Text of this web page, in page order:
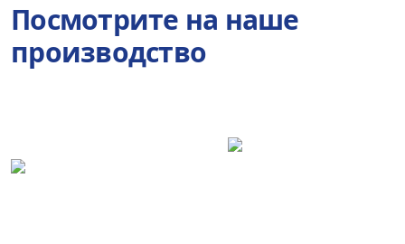
Посмотрите на наше
производство